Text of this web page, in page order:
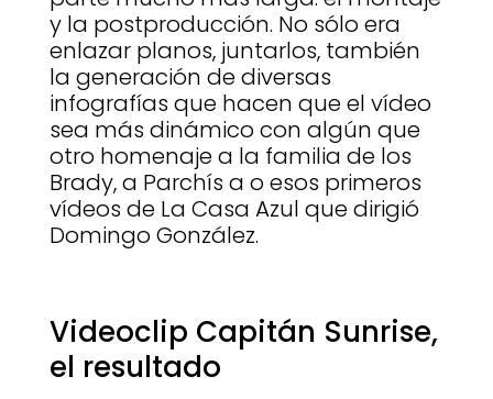
y la postproducción. No sólo era
enlazar planos, juntarlos, también
la generación de diversas
infografías que hacen que el vídeo
sea más dinámico con algún que
otro homenaje a la familia de los
Brady, a Parchís a o esos primeros
vídeos de La Casa Azul que dirigió
Domingo González.
Videoclip Capitán Sunrise,
el resultado